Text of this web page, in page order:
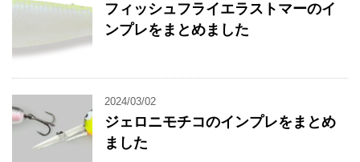
フィッシュフライエラストマーのイ
ンプレをまとめました
2024/03/02
ジェロニモチコのインプレをまとめ
ました